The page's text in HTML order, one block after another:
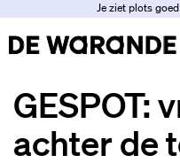
Je ziet plots
GESPOT:
achter de